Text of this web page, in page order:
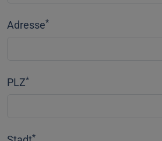
Adresse*
PLZ*
*